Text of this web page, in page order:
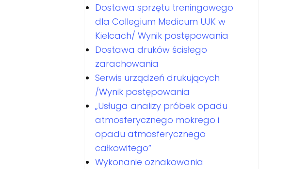
Dostawa sprzętu treningowego
dla Collegium Medicum UJK w
Kielcach/ Wynik postępowania
Dostawa druków ścisłego
zarachowania
Serwis urządzeń drukujących
/Wynik postępowania
„Usługa analizy próbek opadu
atmosferycznego mokrego i
opadu atmosferycznego
całkowitego”
Wykonanie oznakowania